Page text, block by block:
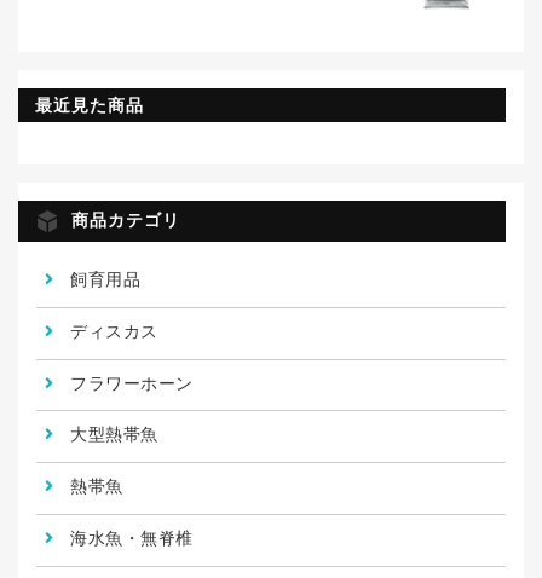
最近見た商品
商品カテゴリ
飼育用品
ディスカス
フラワーホーン
大型熱帯魚
熱帯魚
海水魚・無脊椎